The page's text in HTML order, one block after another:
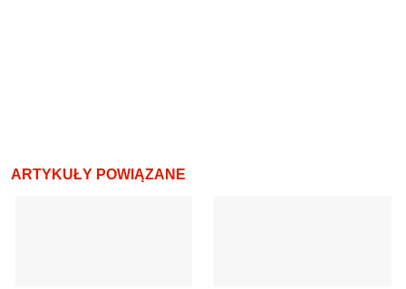
ARTYKUŁY POWIĄZANE